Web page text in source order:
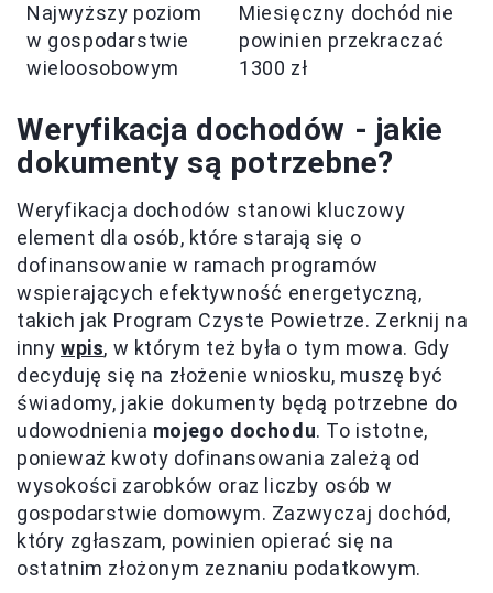
Najwyższy poziom
w gospodarstwie
wieloosobowym
Miesięczny dochód nie
powinien przekraczać
1300 zł
Weryfikacja dochodów - jakie
dokumenty są potrzebne?
Weryfikacja dochodów stanowi kluczowy
element dla osób, które starają się o
dofinansowanie w ramach programów
wspierających efektywność energetyczną,
takich jak Program Czyste Powietrze. Zerknij na
inny wpis, w którym też była o tym mowa. Gdy
decyduję się na złożenie wniosku, muszę być
świadomy, jakie dokumenty będą potrzebne do
udowodnienia mojego dochodu. To istotne,
ponieważ kwoty dofinansowania zależą od
wysokości zarobków oraz liczby osób w
gospodarstwie domowym. Zazwyczaj dochód,
który zgłaszam, powinien opierać się na
ostatnim złożonym zeznaniu podatkowym.